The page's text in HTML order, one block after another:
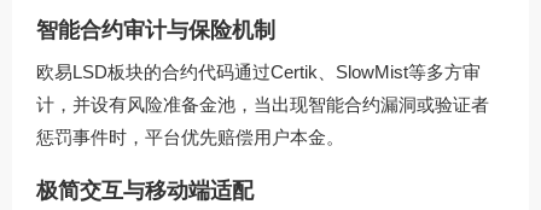
智能合约审计与保险机制
欧易LSD板块的合约代码通过Certik、SlowMist等多方审
计，并设有风险准备金池，当出现智能合约漏洞或验证者
惩罚事件时，平台优先赔偿用户本金。
极简交互与移动端适配